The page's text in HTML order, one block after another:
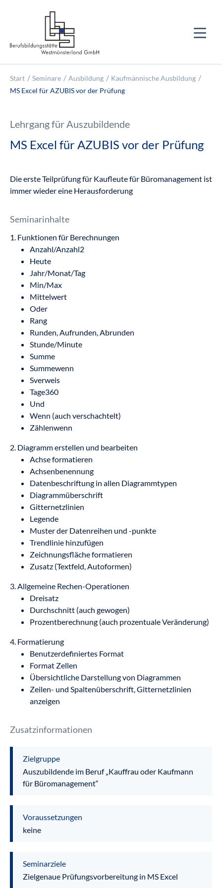
Start Seminare Ausbildung
Kaufmännische Ausbildung
MS Excel für AZUBIS vor der Prüfung
Lehrgang für Auszubildende
MS Excel für AZUBIS vor der Prüfung
Die erste Teilprüfung für Kaufleute für Büromanagement ist
immer wieder eine Herausforderung
Seminarinhalte
1. Funktionen für Berechnungen
Anzahl/Anzahl2
Heute
Jahr/Monat/Tag
Min/Max
Mittelwert
Oder
Rang
Runden, Aufrunden, Abrunden
Stunde/Minute
Summe
Summewenn
Sverweis
Tage360
Und
Wenn (auch verschachtelt)
Zählenwenn
2. Diagramm erstellen und bearbeiten
Achse formatieren
Achsenbenennung
Datenbeschriftung in allen Diagrammtypen
Diagrammüberschrift
Gitternetzlinien
Legende
Muster der Datenreihen und -punkte
Trendlinie hinzufügen
Zeichnungsfläche formatieren
Zusatz (Textfeld, Autoformen)
3. Allgemeine Rechen-Operationen
Dreisatz
Durchschnitt (auch gewogen)
Prozentberechnung (auch prozentuale Veränderung)
4. Formatierung
Benutzerdefiniertes Format
Format Zellen
Übersichtliche Darstellung von Diagrammen
Zeilen- und Spaltenüberschrift, Gitternetzlinien
anzeigen
Zusatzinformationen
Zielgruppe
Auszubildende im Beruf „Kauffrau oder Kaufmann
für Büromanagement“
Voraussetzungen
keine
Seminarziele
Zielgenaue Prüfungsvorbereitung in MS Excel